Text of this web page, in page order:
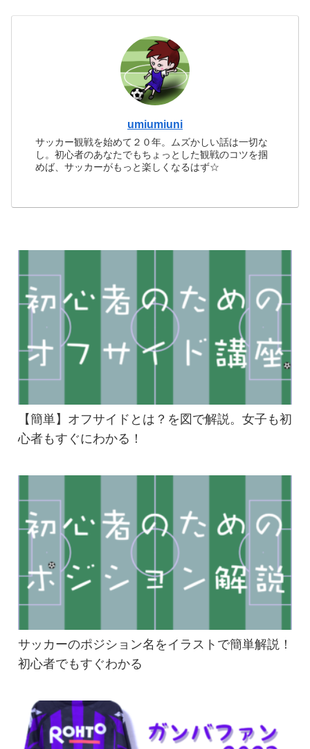
umiumiuni
サッカー観戦を始めて２０年。ムズかしい話は一切な
し。初心者のあなたでもちょっとした観戦のコツを掴
めば、サッカーがもっと楽しくなるはず☆
【簡単】オフサイドとは？を図で解説。女子も初
心者もすぐにわかる！
サッカーのポジション名をイラストで簡単解説！
初心者でもすぐわかる